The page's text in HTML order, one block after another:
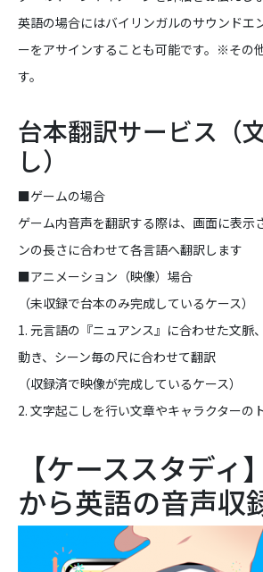
英語の場合にはバイリンガルのサウンドエ
ーをアサインすることも可能です。※その
す。
台本翻訳サービス（
し）
■ゲームの場合
ゲーム内音声を翻訳する際は、画面に表示
ンの長さに合わせて各言語へ翻訳します
■アニメーション（映像）場合
（未収録で台本のみ完成しているケース）
1. 元言語の『ニュアンス』に合わせた文脈
動き、シーン毎の尺に合わせて翻訳
（収録済で映像が完成しているケース）
2. 文字起こしを行い文章やキャラクターの
【ケーススタディ
から英語の音声収